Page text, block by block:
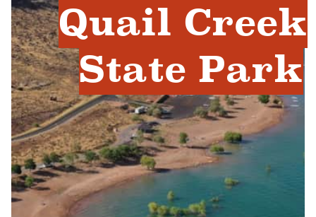
Quail Creek
State Park